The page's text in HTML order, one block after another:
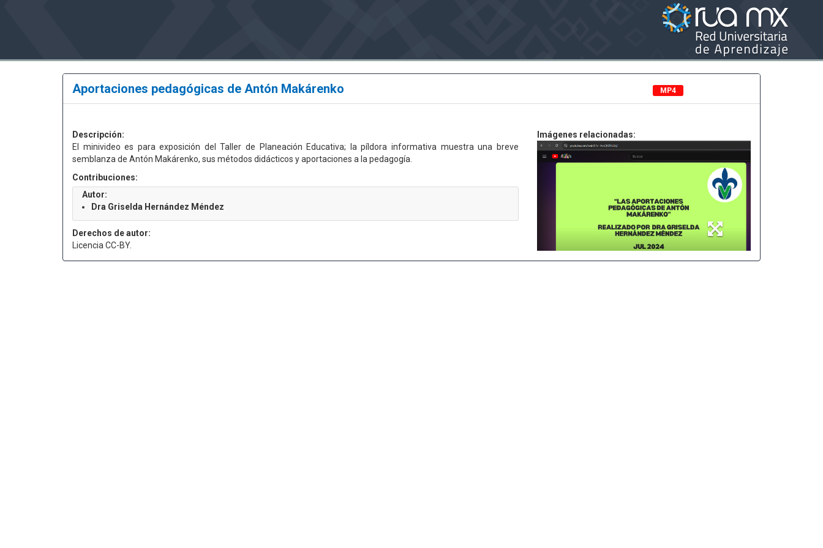
Aportaciones pedagógicas de Antón Makárenko MP4
Descripción:
El minivideo es para exposición del Taller de Planeación Educativa; la píldora informativa muestra una breve
semblanza de Antón Makárenko, sus métodos didácticos y aportaciones a la pedagogía.
Contribuciones:
Autor:
Dra Griselda Hernández Méndez
Derechos de autor:
Licencia CC-BY.
Imágenes relacionadas: